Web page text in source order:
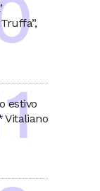
estivo
Vitaliano